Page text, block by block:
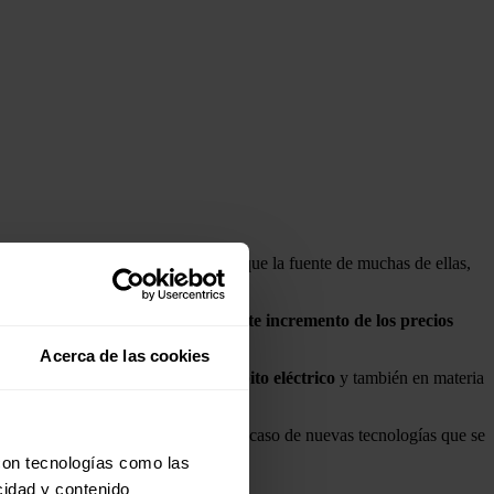
Acerca de las cookies
tecnologías como las
y contenido
, ya que la fuente de muchas de ellas,
hace un año provocaron un fuerte incremento de los precios
una
reforma europea en el ámbito eléctrico y también en materia
dicho suministro, como es el caso de nuevas tecnologías que se
los ciclos combinados de gas.